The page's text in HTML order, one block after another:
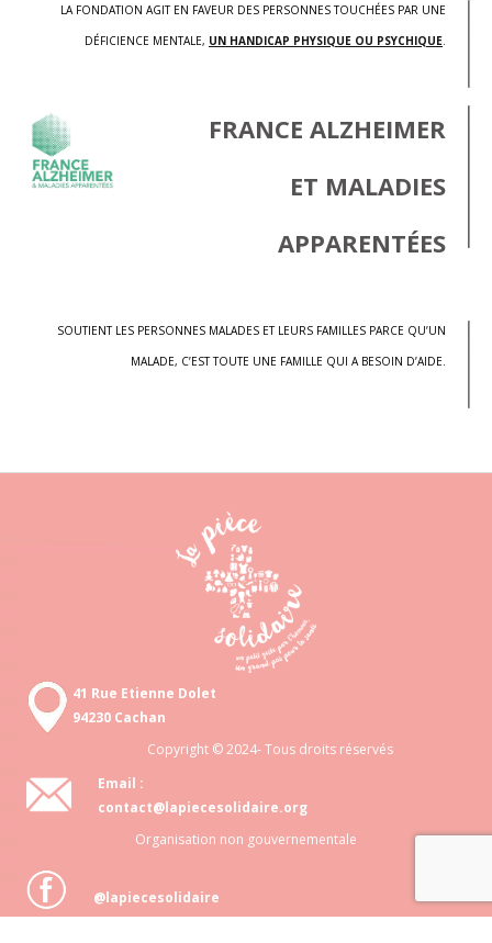
LA FONDATION AGIT EN FAVEUR DES PERSONNES TOUCHÉES PAR UNE
DÉFICIENCE MENTALE, UN HANDICAP PHYSIQUE OU PSYCHIQUE.
FRANCE ALZHEIMER
ET MALADIES
APPARENTÉES
SOUTIENT LES PERSONNES MALADES ET LEURS FAMILLES PARCE QU’UN
MALADE, C’EST TOUTE UNE FAMILLE QUI A BESOIN D’AIDE.
41 Rue Etienne Dolet
94230 Cachan
Copyright © 2024- Tous droits réservés
Email :
contact@lapiecesolidaire.org
Organisation non gouvernementale
@lapiecesolidaire